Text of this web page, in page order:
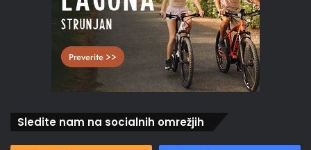
Sledite nam na socialnih omrežjih